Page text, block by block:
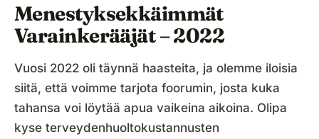
Menestyksekkäimmät
Varainkerääjät – 2022
Vuosi 2022 oli täynnä haasteita, ja olemme iloisia
siitä, että voimme tarjota foorumin, josta kuka
tahansa voi löytää apua vaikeina aikoina. Olipa
kyse terveydenhuoltokustannusten